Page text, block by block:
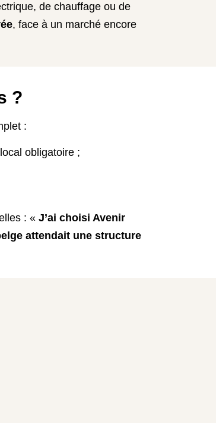
de chauffage ou de
, face à un marché encore
?
:
obligatoire ;
: « J’ai choisi Avenir
attendait une structure